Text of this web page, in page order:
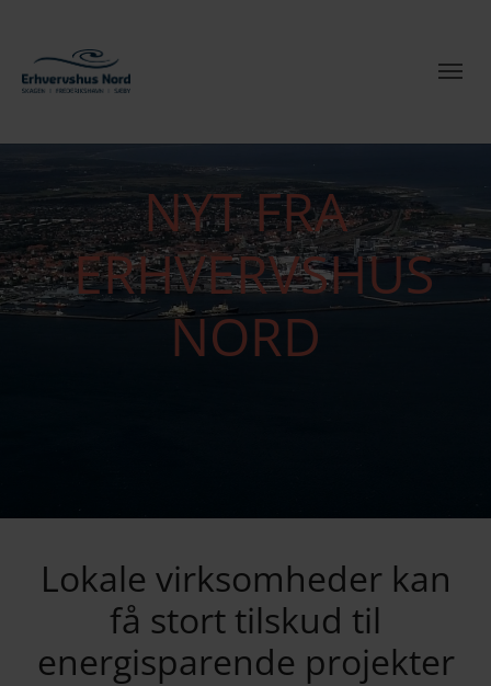
NYT FRA
ERHVERVSHUS
NORD
Lokale virksomheder kan
få stort tilskud til
energisparende projekter